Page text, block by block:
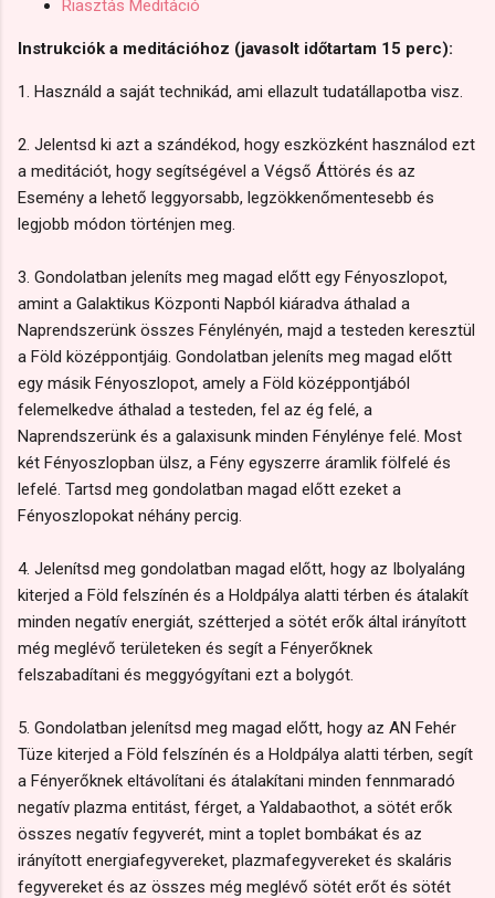
Riasztás Meditáció
Instrukciók a meditációhoz (javasolt időtartam 15 perc):
1. Használd a saját technikád, ami ellazult tudatállapotba visz.
2. Jelentsd ki azt a szándékod, hogy eszközként használod ezt
a meditációt, hogy segítségével a Végső Áttörés és az
Esemény a lehető leggyorsabb, legzökkenőmentesebb és
legjobb módon történjen meg.
3. Gondolatban jeleníts meg magad előtt egy Fényoszlopot,
amint a Galaktikus Központi Napból kiáradva áthalad a
Naprendszerünk összes Fénylényén, majd a testeden keresztül
a Föld középpontjáig. Gondolatban jeleníts meg magad előtt
egy másik Fényoszlopot, amely a Föld középpontjából
felemelkedve áthalad a testeden, fel az ég felé, a
Naprendszerünk és a galaxisunk minden Fénylénye felé. Most
két Fényoszlopban ülsz, a Fény egyszerre áramlik fölfelé és
lefelé. Tartsd meg gondolatban magad előtt ezeket a
Fényoszlopokat néhány percig.
4. Jelenítsd meg gondolatban magad előtt, hogy az Ibolyaláng
kiterjed a Föld felszínén és a Holdpálya alatti térben és átalakít
minden negatív energiát, szétterjed a sötét erők által irányított
még meglévő területeken és segít a Fényerőknek
felszabadítani és meggyógyítani ezt a bolygót.
5. Gondolatban jelenítsd meg magad előtt, hogy az AN Fehér
Tüze kiterjed a Föld felszínén és a Holdpálya alatti térben, segít
a Fényerőknek eltávolítani és átalakítani minden fennmaradó
negatív plazma entitást, férget, a Yaldabaothot, a sötét erők
összes negatív fegyverét, mint a toplet bombákat és az
irányított energiafegyvereket, plazmafegyvereket és skaláris
fegyvereket és az összes még meglévő sötét erőt és sötét